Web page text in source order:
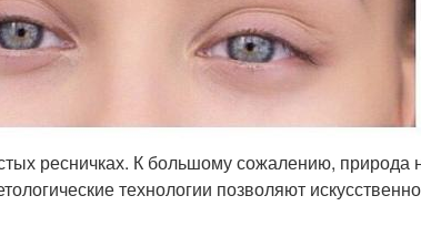
ресничках. К большому сожалению, природа
технологии позволяют